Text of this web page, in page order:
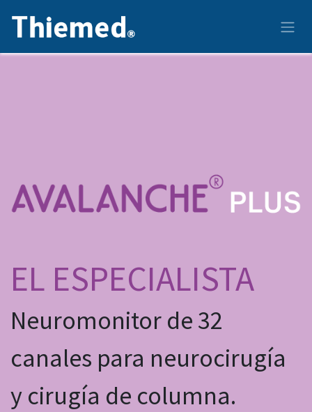
EL ESPECIALISTA
Neuromonitor de 32
canales para neurocirugía
y cirugía de columna.